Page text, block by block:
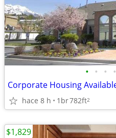
• • • •
hace 8 h 1br782ft2
$1,829